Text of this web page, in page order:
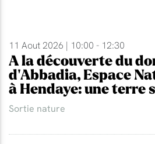
11 Aout 2026 | 10:00 - 12:30
A la découverte du
d'Abbadia, Espace
à Hendaye: une terre
Sortie nature